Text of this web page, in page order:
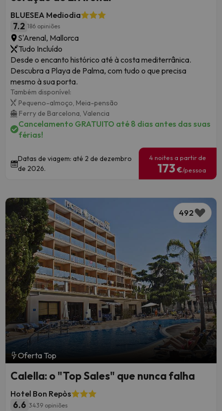
BLUESEA Mediodia
7.2 186 opiniões
S'Arenal, Mallorca
Tudo Incluído
Desde o encanto histórico até à costa mediterrânica.
Descubra a Playa de Palma, com tudo o que precisa
mesmo à sua porta.
Também disponível:
Pequeno-almoço, Meia-pensão
Ferry de Barcelona, Valencia
Cancelamento GRATUITO até 8 dias antes das suas
férias!
Datas de viagem: até 2 de dezembro
de 2026.
4 noites a partir de
173 €/pessoa
492
Oferta Top
Calella: o "Top Sales" que nunca falha
Hotel Bon Repòs
6.6 3439 opiniões